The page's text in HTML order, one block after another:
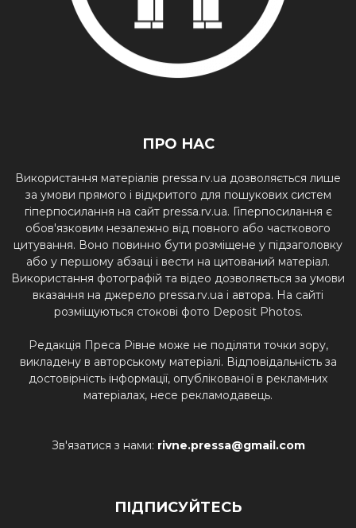
ПРО НАС
Використання матеріалів pressa.rv.ua дозволяється лише
за умови прямого і відкритого для пошукових систем
гіперпосилання на сайт pressa.rv.ua. Гіперпосилання є
обов'язковим незалежно від повного або часткового
цитування. Воно повинно бути розміщене у підзаголовку
або у першому абзаці і вести на цитований матеріал.
Використання фотографій та відео дозволяється за умови
вказання на джерело pressa.rv.ua і автора. На сайті
розміщуються стокові фото Deposit Photos.
Редакція Преса Рівне може не поділяти точки зору,
викладену в авторському матеріалі. Відповідальність за
достовірність інформації, опублікованої в рекламних
матеріалах, несе рекламодавець.
Зв'язатися з нами: rivne.pressa@gmail.com
ПІДПИСУЙТЕСЬ